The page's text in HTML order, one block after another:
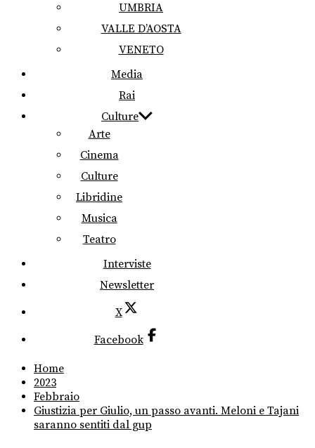
UMBRIA
VALLE D’AOSTA
VENETO
Media
Rai
Culture
Arte
Cinema
Culture
Libridine
Musica
Teatro
Interviste
Newsletter
X
Facebook
Home
2023
Febbraio
Giustizia per Giulio, un passo avanti. Meloni e Tajani
saranno sentiti dal gup